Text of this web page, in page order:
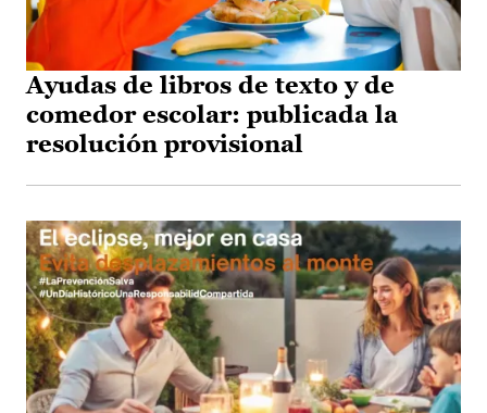
Ayudas de libros de texto y de
comedor escolar: publicada la
resolución provisional